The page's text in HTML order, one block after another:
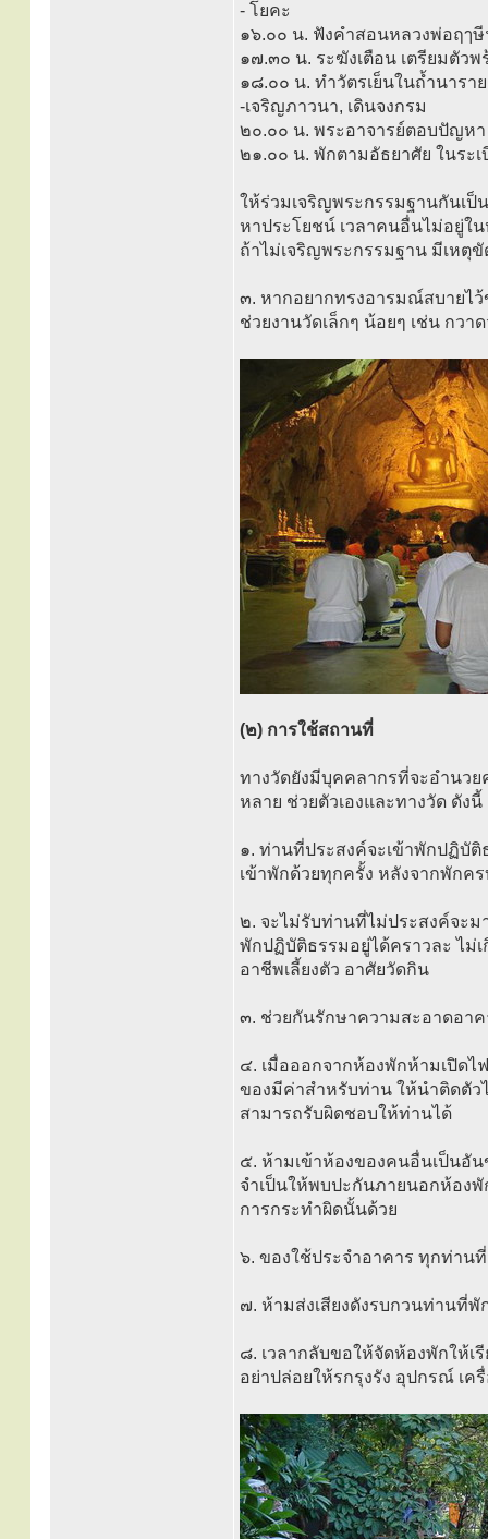
- โยคะ
๑๖.๐๐ น. ฟังคำสอนหลวงพ่อฤๅษี
๑๗.๓๐ น. ระฆังเตือน เตรียมตัวพ
๑๘.๐๐ น. ทำวัตรเย็นในถ้ำนาร
-เจริญภาวนา, เดินจงกรม
๒๐.๐๐ น. พระอาจารย์ตอบปัญห
๒๑.๐๐ น. พักตามอัธยาศัย ในระ
ให้ร่วมเจริญพระกรรมฐานกันเป็
หาประโยชน์ เวลาคนอื่นไม่อยู่ใ
ถ้าไม่เจริญพระกรรมฐาน มีเหตุ
๓. หากอยากทรงอารมณ์สบายไ
ช่วยงานวัดเล็กๆ น้อยๆ เช่น กวา
(๒) การใช้สถานที่
ทางวัดยังมีบุคคลากรที่จะอำนว
หลาย ช่วยตัวเองและทางวัด ดังนี้
๑. ท่านที่ประสงค์จะเข้าพักปฏิบั
เข้าพักด้วยทุกครั้ง หลังจากพัก
๒. จะไม่รับท่านที่ไม่ประสงค์จะม
พักปฏิบัติธรรมอยู่ได้คราวละ ไม่
อาชีพเลี้ยงตัว อาศัยวัดกิน
๓. ช่วยกันรักษาความสะอาดอา
๔. เมื่อออกจากห้องพักห้ามเปิด
ของมีค่าสำหรับท่าน ให้นำติดตัว
สามารถรับผิดชอบให้ท่านได้
๕. ห้ามเข้าห้องของคนอื่นเป็นอั
จำเป็นให้พบปะกันภายนอกห้อง
การกระทำผิดนั้นด้วย
๖. ของใช้ประจำอาคาร ทุกท่าน
๗. ห้ามส่งเสียงดังรบกวนท่านที่พั
๘. เวลากลับขอให้จัดห้องพักให้เ
อย่าปล่อยให้รกรุงรัง อุปกรณ์ เค